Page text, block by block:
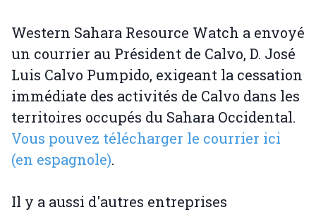
Western Sahara Resource Watch a envoyé
un courrier au Président de Calvo, D. José
Luis Calvo Pumpido, exigeant la cessation
immédiate des activités de Calvo dans les
territoires occupés du Sahara Occidental.
Vous pouvez télécharger le courrier ici
(en espagnole).
Il y a aussi d'autres entreprises